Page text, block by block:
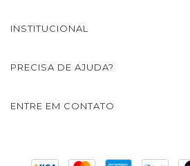
INSTITUCIONAL
PRECISA DE AJUDA?
ENTRE EM CONTATO